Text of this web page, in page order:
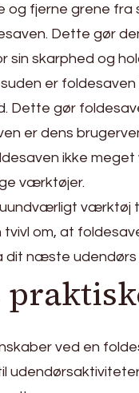
fjerne grene fra
Dette gør
sin skarphed og
er
Dette gør
er dens
ikke
værktøjer.
værktøj
om, at
dit næste udendørs
ved en